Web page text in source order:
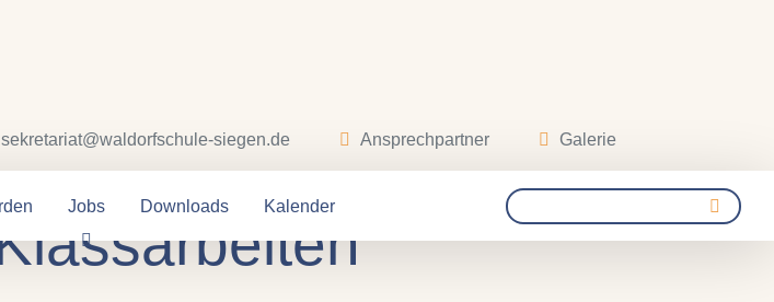
sekretariat@waldorfschule-siegen.de Ansprechpartner Galerie
Jobs Downloads Kalender
für die